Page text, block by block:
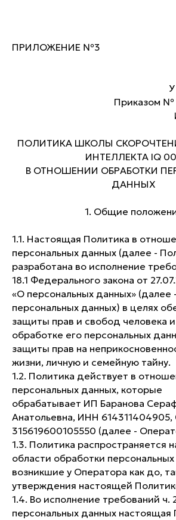
ПРИЛОЖЕНИЕ №3
Приказом №
ПОЛИТИКА ШКОЛЫ
ИНТЕЛЛЕКТА IQ
В ОТНОШЕНИИ ОБРАБОТКИ
ДАННЫХ
1. Общие
1.1. Настоящая Политика в
персональных данных (далее -
разработана во исполнение
18.1 Федерального закона от
«О персональных данных» (далее
персональных данных) в целях
защиты прав и свобод человека
обработке его персональных
защиты прав на
жизни, личную и семейную тайну.
1.2. Политика действует в
персональных данных, которые
обрабатывает ИП Баранова
Анатольевна, ИНН
315619600105550 (далее -
1.3. Политика распространяется
области обработки
возникшие у Оператора как до,
утверждения настоящей
1.4. Во исполнение требований ч.
персональных данных настоящая